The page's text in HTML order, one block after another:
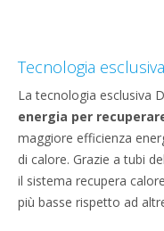
Tecnologia
La tecnologia esclusiva
energia per
maggiore efficienza
di calore. Grazie a tubi
il sistema recupera
più basse rispetto ad